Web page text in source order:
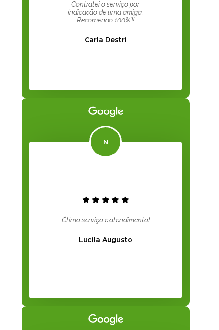
Contratei o serviço por
indicação de uma amiga.
Recomendo 100%!!!
Carla Destri
Ótimo serviço e atendimento!
Lucila Augusto